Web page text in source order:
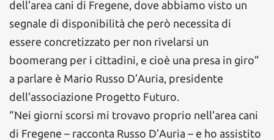
dell’area cani di Fregene, dove abbiamo visto un
segnale di disponibilità che però necessita di
essere concretizzato per non rivelarsi un
boomerang per i cittadini, e cioè una presa in giro”
a parlare è Mario Russo D’Auria, presidente
dell’associazione Progetto Futuro.
“Nei giorni scorsi mi trovavo proprio nell’area cani
di Fregene – racconta Russo D’Auria – e ho assistito